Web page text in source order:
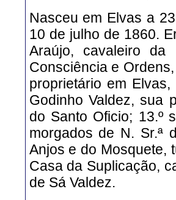
Nasceu em Elvas a
10 de julho de 1860.
Araújo, cavaleiro
Consciência e
proprietário em
Godinho Valdez, sua
do Santo Oficio; 13.º
morgados de N. Sr.ª
Anjos e do Mosquete,
Casa da Suplicação,
de Sá Valdez.